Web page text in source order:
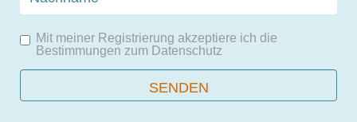
Mit meiner Registrierung akzeptiere ich die
Bestimmungen zum Datenschutz